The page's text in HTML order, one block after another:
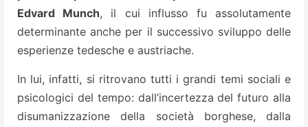
Edvard Munch, il cui influsso fu assolutamente
determinante anche per il successivo sviluppo delle
esperienze tedesche e austriache.
In lui, infatti, si ritrovano tutti i grandi temi sociali e
psicologici del tempo: dall’incertezza del futuro alla
disumanizzazione della società borghese, dalla